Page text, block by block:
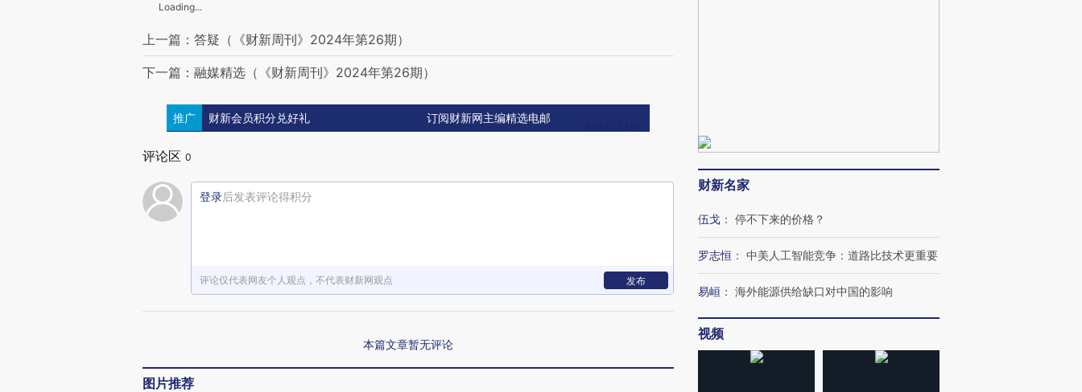
Loading...
上一篇：答疑（《财新周刊》2024年第26期）
下一篇：融媒精选（《财新周刊》2024年第26期）
推广 财新会员积分兑好礼 订阅财新网主编精选电邮
评论区 0
登录后发表评论得积分
评论仅代表网友个人观点，不代表财新网观点 发布
本篇文章暂无评论
图片推荐
财新名家
伍戈 ： 停不下来的价格？
罗志恒 ： 中美人工智能竞争：道路比技术更重要
易峘 ： 海外能源供给缺口对中国的影响
视频